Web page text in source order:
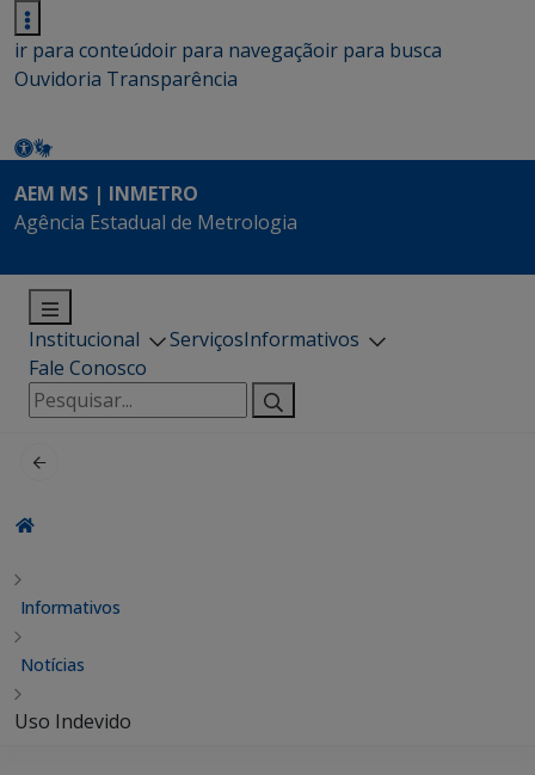
ir para conteúdoir para navegaçãoir para busca
Ouvidoria Transparência
AEM MS | INMETRO
Agência Estadual de Metrologia
Institucional ServiçosInformativos
Fale Conosco
Pesquisar
por:
Informativos
Notícias
Uso Indevido